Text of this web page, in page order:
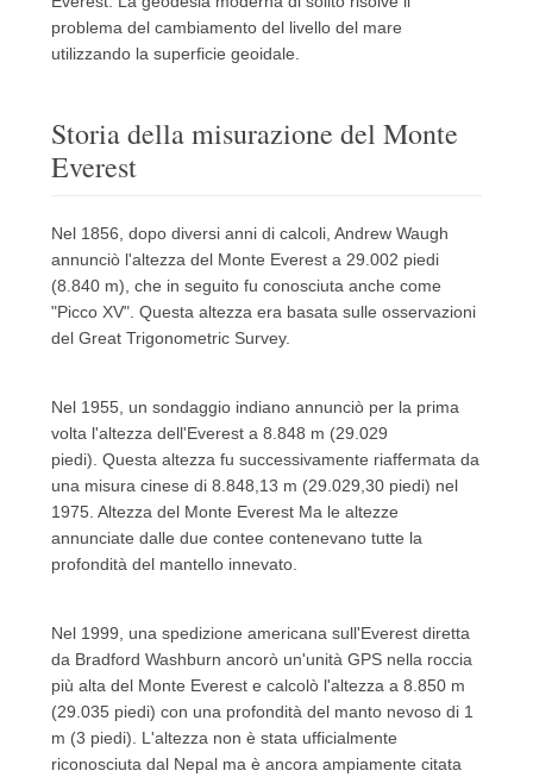
problema del cambiamento del livello del mare
utilizzando la superficie geoidale.
Storia della misurazione del Monte
Everest
Nel 1856, dopo diversi anni di calcoli, Andrew Waugh
annunciò l'altezza del Monte Everest a 29.002 piedi
(8.840 m), che in seguito fu conosciuta anche come
"Picco XV". Questa altezza era basata sulle osservazioni
del Great Trigonometric Survey.
Nel 1955, un sondaggio indiano annunciò per la prima
volta l'altezza dell'Everest a 8.848 m (29.029
piedi). Questa altezza fu successivamente riaffermata da
una misura cinese di 8.848,13 m (29.029,30 piedi) nel
1975. Altezza del Monte Everest Ma le altezze
annunciate dalle due contee contenevano tutte la
profondità del mantello innevato.
Nel 1999, una spedizione americana sull'Everest diretta
da Bradford Washburn ancorò un'unità GPS nella roccia
più alta del Monte Everest e calcolò l'altezza a 8.850 m
(29.035 piedi) con una profondità del manto nevoso di 1
m (3 piedi). L'altezza non è stata ufficialmente
riconosciuta dal Nepal ma è ancora ampiamente citata